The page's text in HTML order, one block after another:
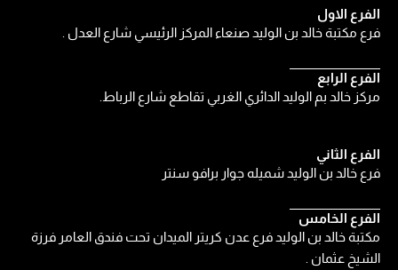
الفرع الثاني
فرع خالد بن الوليد شميله جوار برافو سنتر
الفرع الخامس
مكتبة خالد بن الوليد فرع عدن كريتر الميدان تحت فندق العامر فرزة
الشيخ عثمان .
الفرع الاول
فرع مكتبة خالد بن الوليد صنعاء المركز الرئيسي شارع العدل .
الفرع الرابع
مركز خالد بم الوليد الدائري الغربي تقاطع شارع الرباط.